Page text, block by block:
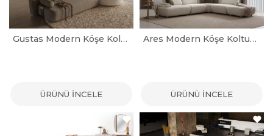
Gustas Modern Köşe Koltuk Takımı
ÜRÜNÜ İNCELE
Ares Modern Köşe Koltuk Takımı
ÜRÜNÜ İNCELE